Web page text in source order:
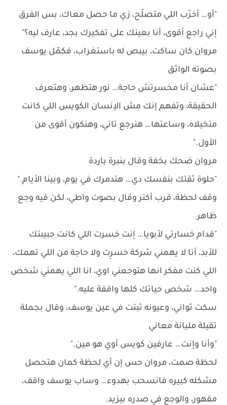
"أو… أخرّب اللي متصلّح، زي ما حصل معاك، بس الفرق
إني راجع أقوى، أنا بعينك على تفكيرك بجد، عارف ليه؟"
مروان كان ساكت، بيبص له باستغراب، فكمّل يوسف
بصوته الواثق
"عشان أنا مخسرتش حاجة… نور هتظهر، وهتعرف
الحقيقة، وتفهم إنك مش الإنسان الكويس اللي كانت
متخيلاه، وساعتها… هنرجع تاني، وهنكون أقوى من
الأول."
مروان ضحك بخفة وقال بنبرة باردة
"حلوة ثقتك بنفسك دي… هتدمرك في يوم، وبينا الأيام."
وقف لحظة، قرب أكتر وقال بصوت واطي، لكن فيه وجع
ظاهر
"قدام خسارتي لأبويا… إنت خسرت اللي كانت حبيبتك
للأبد، أنا لا يهمني شركة خسرِت ولا حاجة من اللي تهمك،
اللي كنت مفكر انها هتوجعني اوي، انا اللي يهمني شخص
واحد… شخص حياتك كلها واقفة عليه."
سكت ثواني، وعيونه ثبتت في عين يوسف، وقال بجملة
تقيلة مليانة معاني
"وأنا وإنت… عارفين كويس أوي هو مين."
لحظة صمت، مروان حس إن أي لحظة كمان هتحصل
مشكله كبيره فانسحب بهدوء… وساب يوسف واقف،
مقهور، والوجع في صدره بيزيد.